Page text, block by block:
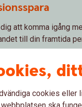
att komma igång
till din framtida
- räkna ut din
cookies eller
ska